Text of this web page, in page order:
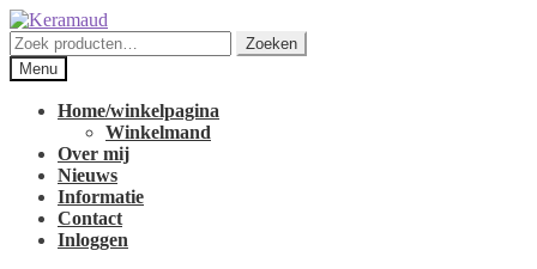
Ga
door
naar
navigatie
Ga
naar
de
inhoud
Zoeken
naar:
Zoeken
Menu
Home/winkelpagina
Winkelmand
Over mij
Nieuws
Informatie
Contact
Inloggen